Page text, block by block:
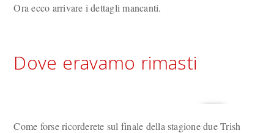
Ora ecco arrivare i dettagli mancanti.
Dove eravamo rimasti
Come forse ricorderete sul finale della stagione due Trish